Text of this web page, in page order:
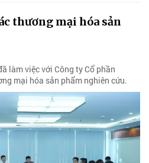
thương mại hóa sản
làm việc với Công ty Cổ phần
mại hóa sản phẩm nghiên cứu.